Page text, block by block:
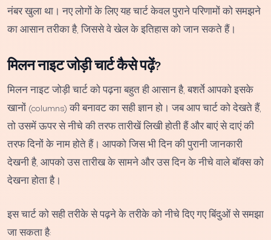
नंबर खुला था। नए लोगों के लिए यह चार्ट केवल पुराने परिणामों को समझने
का आसान तरीका है, जिससे वे खेल के इतिहास को जान सकते हैं।
मिलन नाइट जोड़ी चार्ट कैसे पढ़ें?
मिलन नाइट जोड़ी चार्ट को पढ़ना बहुत ही आसान है, बशर्ते आपको इसके
खानों (columns) की बनावट का सही ज्ञान हो। जब आप चार्ट को देखते हैं,
तो उसमें ऊपर से नीचे की तरफ तारीखें लिखी होती हैं और बाएं से दाएं की
तरफ दिनों के नाम होते हैं। आपको जिस भी दिन की पुरानी जानकारी
देखनी है, आपको उस तारीख के सामने और उस दिन के नीचे वाले बॉक्स को
देखना होता है।
इस चार्ट को सही तरीके से पढ़ने के तरीके को नीचे दिए गए बिंदुओं से समझा
जा सकता है: